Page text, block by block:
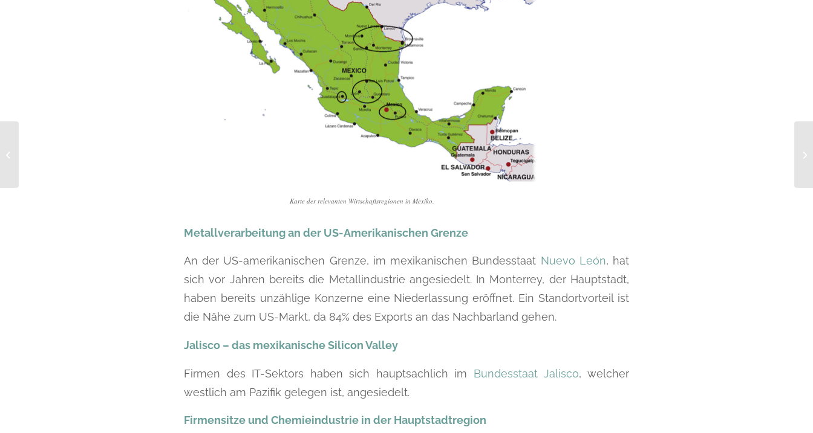
Karte der relevanten Wirtschaftsregionen in Mexiko.
Metallverarbeitung an der US-Amerikanischen Grenze
An der US-amerikanischen Grenze, im mexikanischen Bundesstaat Nuevo León, hat
sich vor Jahren bereits die Metallindustrie angesiedelt. In Monterrey, der Hauptstadt,
haben bereits unzählige Konzerne eine Niederlassung eröffnet. Ein Standortvorteil ist
die Nähe zum US-Markt, da 84% des Exports an das Nachbarland gehen.
Jalisco – das mexikanische Silicon Valley
Firmen des IT-Sektors haben sich hauptsachlich im Bundesstaat Jalisco, welcher
westlich am Pazifik gelegen ist, angesiedelt.
Firmensitze und Chemieindustrie in der Hauptstadtregion